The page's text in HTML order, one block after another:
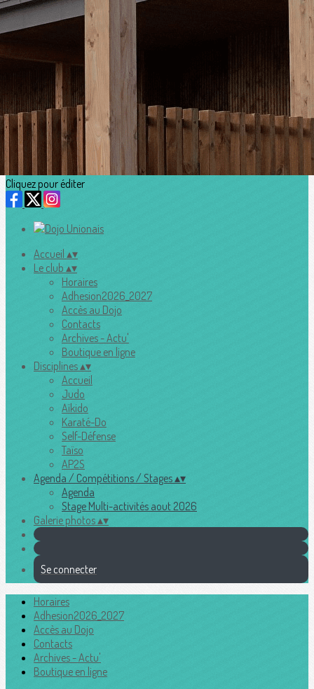
Exporter les lignes sélectionnées
Exporter toutes les colonnes
Exporter uniquement les colonnes affichées
>
Agenda
Stage Multi-activités aout 2026
Ajoutez un logo, un bouton, des réseaux sociaux
Cliquez pour éditer
Accueil ▴▾
Le club ▴▾
Horaires
Adhesion2026_2027
Accès au Dojo
Contacts
Archives - Actu'
Boutique en ligne
Disciplines▴▾
Accueil
Judo
Aïkido
Karaté-Do
Self-Défense
Taïso
AP2S
Agenda / Compétitions / Stages▴▾
Agenda
Stage Multi-activités aout 2026
Galerie photos▴▾
Se connecter
Horaires
Adhesion2026_2027
Accès au Dojo
Contacts
Archives - Actu'
Boutique en ligne